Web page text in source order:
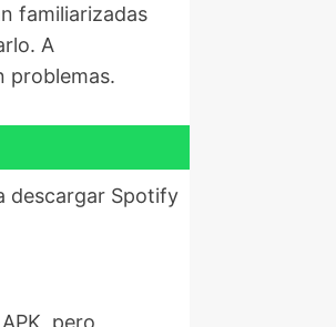
familiarizadas
A
problemas.
descargar Spotify
pero